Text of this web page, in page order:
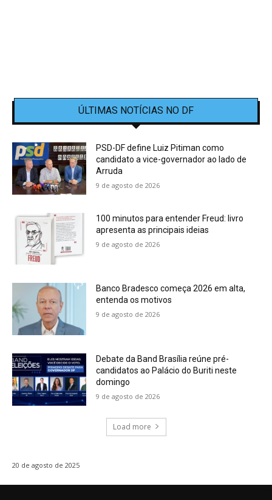
ÚLTIMAS NOTÍCIAS NO DF
PSD-DF define Luiz Pitiman como
candidato a vice-governador ao lado de
Arruda
9 de agosto de 2026
100 minutos para entender Freud: livro
apresenta as principais ideias
9 de agosto de 2026
Banco Bradesco começa 2026 em alta,
entenda os motivos
9 de agosto de 2026
Debate da Band Brasília reúne pré-
candidatos ao Palácio do Buriti neste
domingo
9 de agosto de 2026
Load more
20 de agosto de 2025